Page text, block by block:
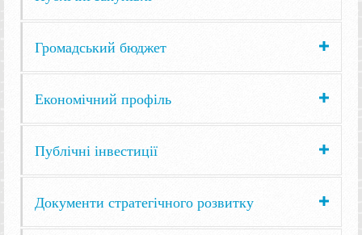
Громадський бюджет
Економічний профіль
Публічні інвестиції
Документи стратегічного розвитку